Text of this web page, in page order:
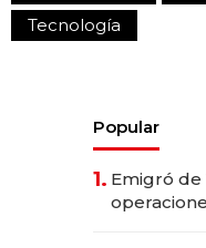
Tecnología
Popular
1. Emigró de